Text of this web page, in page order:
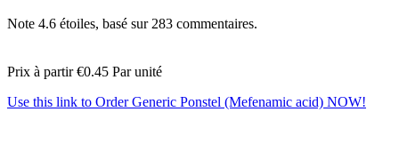
Note 4.6 étoiles, basé sur 283 commentaires.
Prix à partir€0.45 Par unité
Use this link to Order Generic Ponstel (Mefenamic acid) NOW!